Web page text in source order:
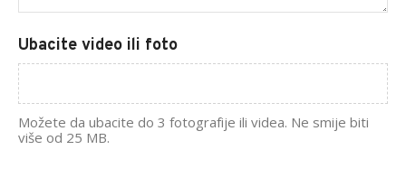
Ubacite video ili foto
Možete da ubacite do 3 fotografije ili videa. Ne smije biti
više od 25 MB.